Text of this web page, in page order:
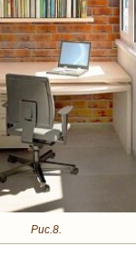
Рис.8.